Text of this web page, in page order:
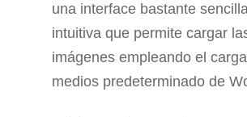
una interface bastante
intuitiva que permite cargar
imágenes empleando el
medios predeterminado de